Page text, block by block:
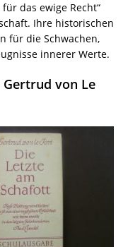
das ewige Recht“
Ihre historischen
für die Schwachen,
innerer Werte.
Gertrud von Le